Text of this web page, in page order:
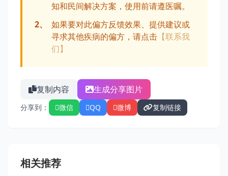
知和民间解决方案，使用前请遵医嘱。
2、
如果要对此偏方反馈效果、提供建议或
寻求其他疾病的偏方，请点击 【联系我
们】
复制内容 生成分享图片
分享到： 微信 QQ 微博 复制链接
相关推荐